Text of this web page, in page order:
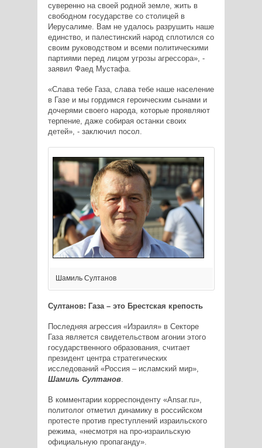
суверенно на своей родной земле, жить в
свободном государстве со столицей в
Иерусалиме. Вам не удалось разрушить наше
единство, и палестинский народ сплотился со
своим руководством и всеми политическими
партиями перед лицом угрозы агрессора», -
заявил Фаед Мустафа.
«Слава тебе Газа, слава тебе наше население
в Газе и мы гордимся героическим сынами и
дочерями своего народа, которые проявляют
терпение, даже собирая останки своих
детей», - заключил посол.
Шамиль Султанов
Султанов: Газа – это Брестская крепость
Последняя агрессия «Израиля» в Секторе
Газа является свидетельством агонии этого
государственного образования, считает
президент центра стратегических
исследований «Россия – исламский мир»,
Шамиль Султанов.
В комментарии корреспонденту «Ansar.ru»,
политолог отметил динамику в российском
протесте против преступлений израильского
режима, «несмотря на про-израильскую
официальную пропаганду».